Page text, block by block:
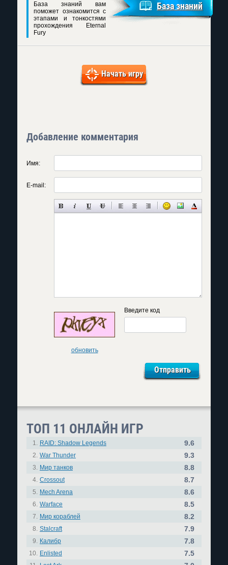
База знаний вам
поможет ознакомится с
этапами и тонкостями
прохождения Eternal
Fury
База знаний
Начать игру
Добавление комментария
Имя:
E-mail:
обновить
Введите код
ТОП 11 ОНЛАЙН ИГР
1. RAID: Shadow Legends 9.6
2. War Thunder 9.3
3. Мир танков 8.8
4. Crossout 8.7
5. Mech Arena 8.6
6. Warface 8.5
7. Мир кораблей 8.2
8. Stalcraft 7.9
9. Калибр 7.8
10. Enlisted 7.5